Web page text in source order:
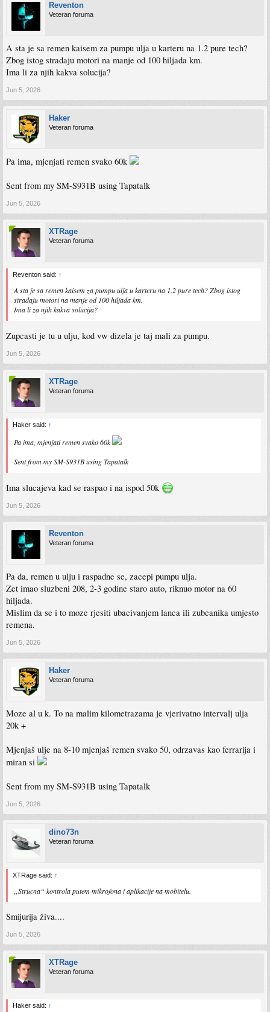
Reventon
Veteran foruma
A sta je sa remen kaisem za pumpu ulja u karteru na 1.2 pure tech?
Zbog istog stradaju motori na manje od 100 hiljada km.
Ima li za njih kakva solucija?
Jun 5, 2026
Haker
Veteran foruma
Pa ima, mjenjati remen svako 60k
Sent from my SM-S931B using Tapatalk
Jun 5, 2026
XTRage
Veteran foruma
Reventon said: ↑
A sta je sa remen kaisem za pumpu ulja u karteru na 1.2 pure tech? Zbog istog
stradaju motori na manje od 100 hiljada km.
Ima li za njih kakva solucija?
Zupcasti je tu u ulju, kod vw dizela je taj mali za pumpu.
Jun 5, 2026
XTRage
Veteran foruma
Haker said: ↑
Pa ima, mjenjati remen svako 60k
Sent from my SM-S931B using Tapatalk
Ima slucajeva kad se raspao i na ispod 50k
Jun 5, 2026
Reventon
Veteran foruma
Pa da, remen u ulju i raspadne se, zacepi pumpu ulja.
Zet imao sluzbeni 208, 2-3 godine staro auto, riknuo motor na 60
hiljada.
Mislim da se i to moze rjesiti ubacivanjem lanca ili zubcanika umjesto
remena.
Jun 5, 2026
Haker
Veteran foruma
Moze al u k. To na malim kilometrazama je vjerivatno intervalj ulja
20k +
Mjenjaš ulje na 8-10 mjenjaš remen svako 50, odrzavas kao ferrarija i
miran si
Sent from my SM-S931B using Tapatalk
Jun 5, 2026
dino73n
Veteran foruma
XTRage said: ↑
„Strucna“ kontrola putem mikrofona i aplikacije na mobitelu.
Smijurija živa....
Jun 5, 2026
XTRage
Veteran foruma
Haker said: ↑